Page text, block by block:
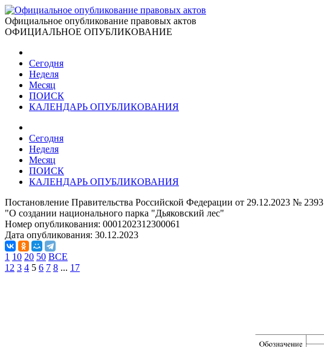
Официальное опубликование правовых актов
ОФИЦИАЛЬНОЕ ОПУБЛИКОВАНИЕ
Сегодня
Неделя
Месяц
ПОИСК
КАЛЕНДАРЬ ОПУБЛИКОВАНИЯ
Сегодня
Неделя
Месяц
ПОИСК
КАЛЕНДАРЬ ОПУБЛИКОВАНИЯ
Постановление Правительства Российской Федерации от 29.12.2023 № 2393
"О создании национального парка "Дьяковский лес"
Номер опубликования: 0001202312300061
Дата опубликования: 30.12.2023
1 10 20 50 ВСЕ
1 2 3 4 5 6 7 8 ... 17